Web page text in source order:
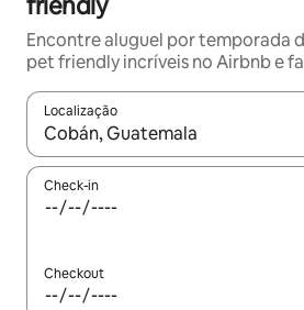
Encontre aluguel por temporada
pet friendly incríveis no Airbnb e
Localização
Quando os resultados estiverem
Check-in
Checkout